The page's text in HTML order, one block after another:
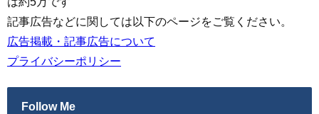
記事広告などに関しては以下のページをご覧ください。
広告掲載・記事広告について
プライバシーポリシー
Follow Me